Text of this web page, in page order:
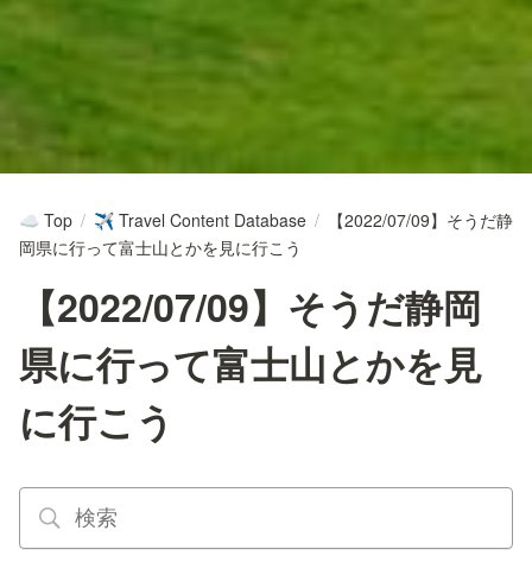
☁️ Top / ✈️ Travel Content Database /
【2022/07/09】そうだ静
岡県に行って富士山とかを見に行こう
【2022/07/09】そうだ静岡
県に行って富士山とかを見
に行こう